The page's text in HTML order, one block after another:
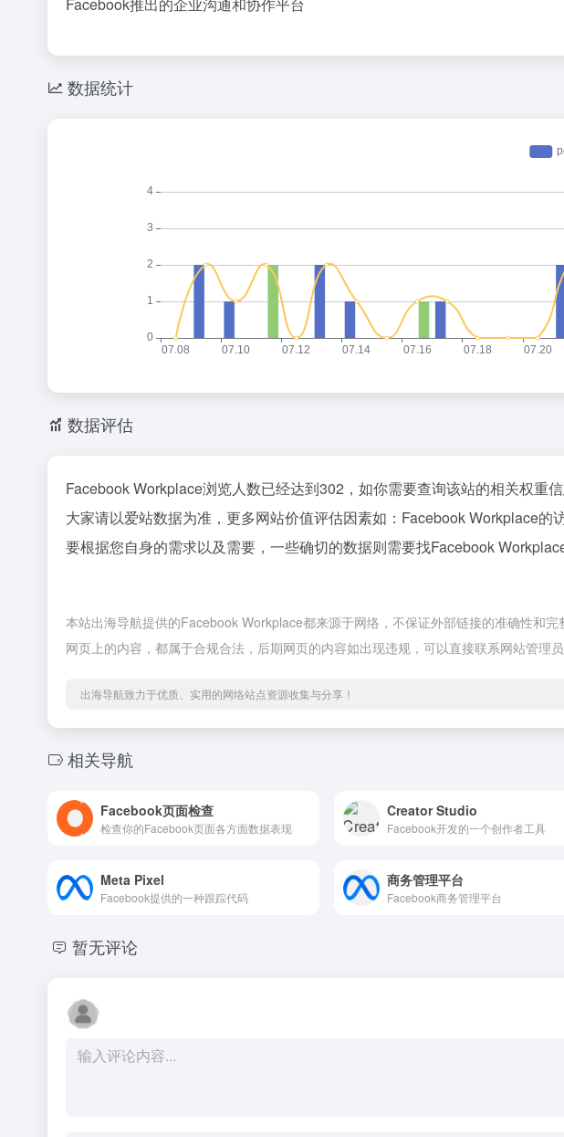
数据统计
数据评估
Facebook Workplace浏览人数已经达到302，如你需要查询该站的相关权重
大家请以爱站数据为准，更多网站价值评估因素如：Facebook Workplace
要根据您自身的需求以及需要，一些确切的数据则需要找Facebook
本站出海导航提供的Facebook Workplace都来源于网络，不保证外部链接的准确性和
网页上的内容，都属于合规合法，后期网页的内容如出现违规，可以直接联系网站管理
出海导航致力于优质、实用的网络站点资源收集与分享！
相关导航
Facebook页面检查
检查你的Facebook页面各方面数据表现
Creator Studio
Facebook开发的一个创作者工具
Meta Pixel
Facebook提供的一种跟踪代码
商务管理平台
Facebook商务管理平台
暂无评论